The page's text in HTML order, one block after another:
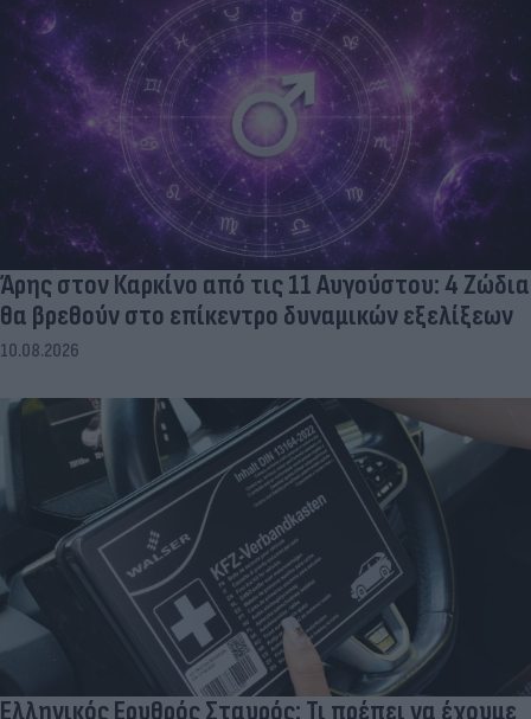
Άρης στον Καρκίνο από τις 11 Αυγούστου: 4 Ζώδια
θα βρεθούν στο επίκεντρο δυναμικών εξελίξεων
10.08.2026
Ελληνικός Ερυθρός Σταυρός: Τι πρέπει να έχουμε